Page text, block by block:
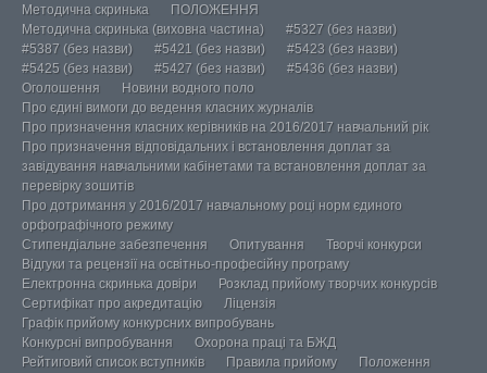
Методична скринька
ПОЛОЖЕННЯ
Методична скринька (виховна частина)
#5327 (без назви)
#5387 (без назви)
#5421 (без назви)
#5423 (без назви)
#5425 (без назви)
#5427 (без назви)
#5436 (без назви)
Оголошення
Новини водного поло
Про єдині вимоги до ведення класних журналів
Про призначення класних керівників на 2016/2017 навчальний рік
Про призначення відповідальних і встановлення доплат за
завідування навчальними кабінетами та встановлення доплат за
перевірку зошитів
Про дотримання у 2016/2017 навчальному році норм єдиного
орфографічного режиму
Стипендіальне забезпечення
Опитування
Творчі конкурси
Відгуки та рецензії на освітньо-професійну програму
Електронна скринька довіри
Розклад прийому творчих конкурсів
Сертифікат про акредитацію
Ліцензія
Графік прийому конкурсних випробувань
Конкурсні випробування
Охорона праці та БЖД
Рейтиговий список вступників
Правила прийому
Положення